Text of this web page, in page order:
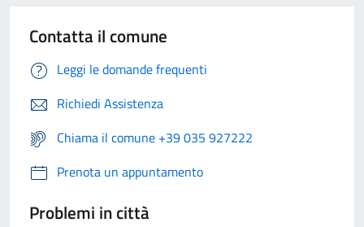
Contatta il comune
Leggi le domande frequenti
Richiedi Assistenza
Chiama il comune +39 035 927222
Prenota un appuntamento
Problemi in città